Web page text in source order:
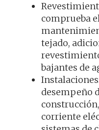
comprueba
tejado,
bajantes de
desempeño
corriente